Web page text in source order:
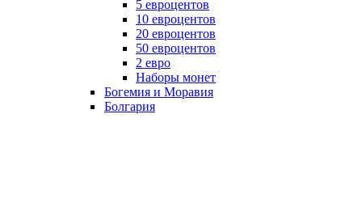
5 евроцентов
10 евроцентов
20 евроцентов
50 евроцентов
2 евро
Наборы монет
Богемия и Моравия
Болгария